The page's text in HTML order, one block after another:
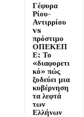
Γέφυρα
Ρίου-
Αντιρρίου
vs
πρόστιμο
ΟΠΕΚΕΠ
Ε: Το
«διαφορετι
κό» πώς
ξοδεύει μια
κυβέρνηση
τα λεφτά
των
Ελλήνων